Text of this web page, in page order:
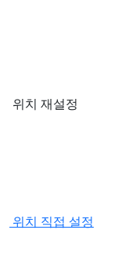
위치 재설정
위치 직접 설정